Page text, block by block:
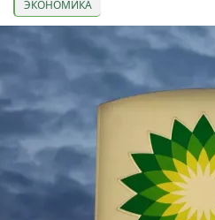
ЭКОНОМИКА